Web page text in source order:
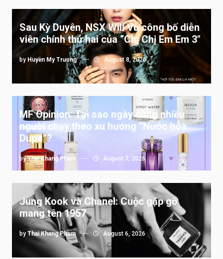
Sau Kỳ Duyên, NSX Will Vũ công bố diễn
viên chính thứ hai của “Chị Chị Em Em 3″
by Huyền My Trương August 8, 2026
MF Opinion: Tại sao ngày càng nhiều
người chạy theo xu hướng “Nước hoa
Dupe”?
byThai Khang Pham August 7, 2026
Jung Kook và Chanel: Cuộc gặp gỡ
mang tên 1957
by Thai Khang Pham August 6, 2026